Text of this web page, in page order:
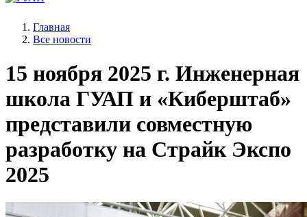
Главная
Все новости
15 ноября 2025 г. Инженерная
школа ГУАП и «Киберштаб»
представили совместную
разработку на Страйк Экспо
2025